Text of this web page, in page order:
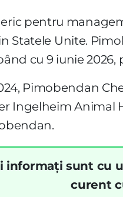
pentru
Statele Unite.
cu 9 iunie
Pimobendan
Ingelheim Animal
informați sunt cu
curent